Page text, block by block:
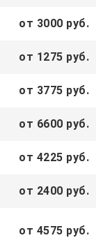
от 3000 руб.
от 1275 руб.
от 3775 руб.
от 6600 руб.
от 4225 руб.
от 2400 руб.
от 4575 руб.